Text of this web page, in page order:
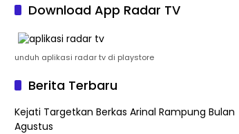
Download App Radar TV
unduh aplikasi radar tv di playstore
Berita Terbaru
Kejati Targetkan Berkas Arinal Rampung Bulan
Agustus